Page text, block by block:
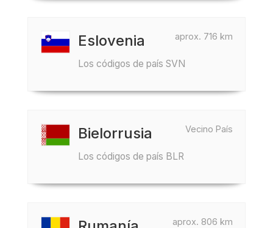
aprox. 716 km
Eslovenia
Los códigos de país SVN
Vecino País
Bielorrusia
Los códigos de país BLR
aprox. 806 km